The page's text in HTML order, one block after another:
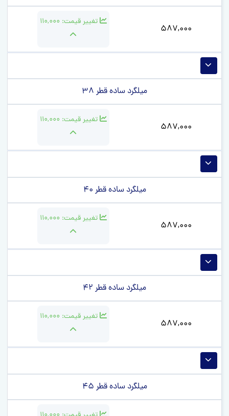
587,000
تغییر قیمت: 110,000
میلگرد ساده قطر 38
587,000
تغییر قیمت: 110,000
میلگرد ساده قطر 40
587,000
تغییر قیمت: 110,000
میلگرد ساده قطر 42
587,000
تغییر قیمت: 110,000
میلگرد ساده قطر 45